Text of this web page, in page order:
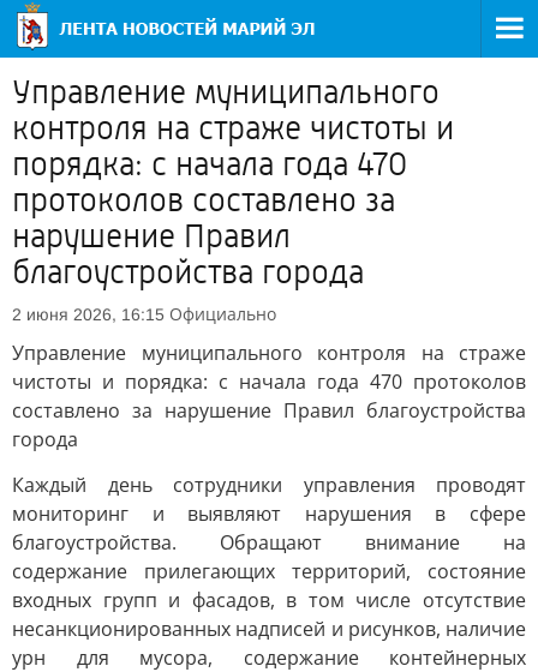
Управление муниципального
контроля на страже чистоты и
порядка: с начала года 470
протоколов составлено за
нарушение Правил
благоустройства города
2 июня 2026, 16:15 Официально
Управление муниципального контроля на страже
чистоты и порядка: с начала года 470 протоколов
составлено за нарушение Правил благоустройства
города
Каждый день сотрудники управления проводят
мониторинг и выявляют нарушения в сфере
благоустройства. Обращают внимание на
содержание прилегающих территорий, состояние
входных групп и фасадов, в том числе отсутствие
несанкционированных надписей и рисунков, наличие
урн для мусора, содержание контейнерных